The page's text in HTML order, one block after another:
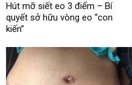
Hút mỡ siết eo 3 điểm – Bí
quyết sở hữu vòng eo “con
kiến”